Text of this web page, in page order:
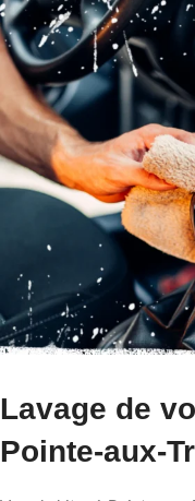
Lavage de
Pointe-aux-